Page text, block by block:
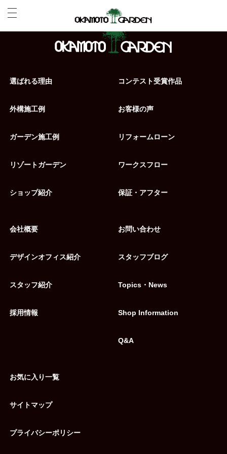
選ばれる理由
外構施工例
ガーデン施工例
リゾートガーデン
ショップ紹介
コンテスト受賞作品
お客様の声
リフォームローン
ワークスフロー
保証・アフター
会社概要
デザインオフィス紹介
スタッフ紹介
採用情報
お問い合わせ
スタッフブログ
Topics・News
Shop Information
Q&A
お気に入り一覧
サイトマップ
プライバシーポリシー